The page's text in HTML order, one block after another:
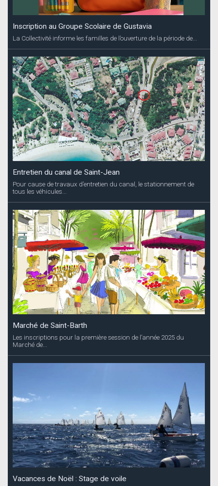
Inscription au Groupe Scolaire de Gustavia
La Collectivité informe les familles de l’ouverture de la période de...
Entretien du canal de Saint-Jean
Pour cause de travaux d’entretien du canal, le stationnement de
tous les véhicules...
Marché de Saint-Barth
Les inscriptions pour la première session de l’année 2025 du
Marché de...
Vacances de Noël : Stage de voile